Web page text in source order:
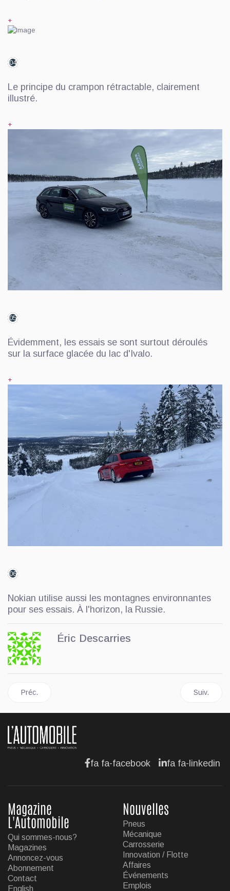
+
04
Le principe du crampon rétractable, clairement
illustré.
+
05
Évidemment, les essais se sont surtout déroulés
sur la surface glacée du lac d'Ivalo.
+
06
Nokian utilise aussi les montagnes environnantes
pour ses essais. À l'horizon, la Russie.
Éric Descarries
Article précédent : L'entente Sailun-Motomaster se poursuit
Préc. Article
Suiv.
fa fa-facebook fa fa-linkedin
Magazine
L'Automobile
Qui sommes-nous?
Magazines
Annoncez-vous
Abonnement
Contact
English
Nouvelles
Pneus
Mécanique
Carrosserie
Innovation / Flotte
Affaires
Événements
Emplois